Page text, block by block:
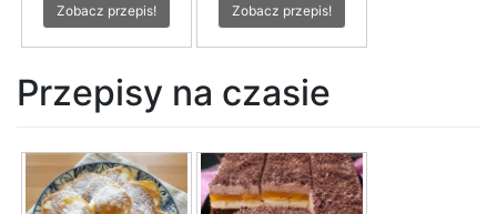
Zobacz przepis! Zobacz przepis!
Przepisy na czasie